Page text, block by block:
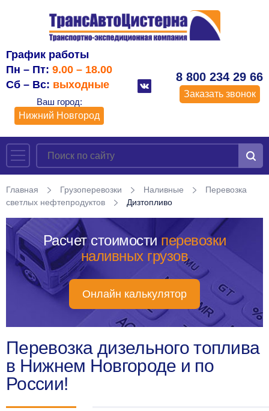
График работы
Пн – Пт: 9.00 – 18.00
Сб – Вс: выходные
Ваш город:
Нижний Новгород
8 800 234 29 66
Заказать звонок
Главная Грузоперевозки Наливные
Перевозка
светлых нефтепродуктов
Дизтопливо
Расчет стоимости перевозки
наливных грузов
Онлайн калькулятор
Перевозка дизельного топлива
в Нижнем Новгороде и по
России!